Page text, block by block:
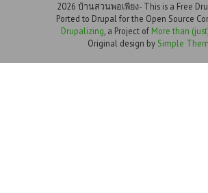
2026 บ้านสวนพอเพียง- This is a Free
Ported to Drupal for the Open Source
Drupalizing , a Project of More than
Original design by Simple